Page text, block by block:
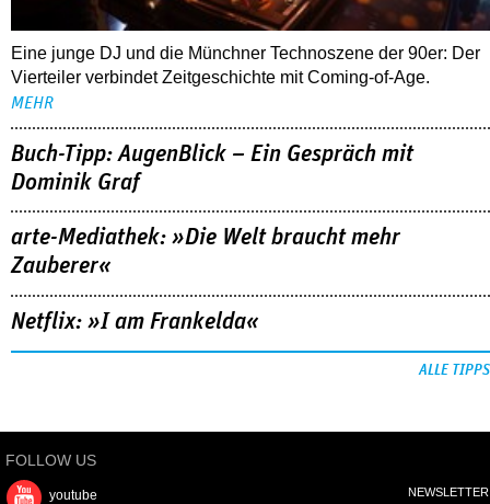
Eine junge DJ und die Münchner Technoszene der 90er: Der
Vierteiler verbindet Zeitgeschichte mit Coming-of-Age.
MEHR
Buch-Tipp: AugenBlick – Ein Gespräch mit
Dominik Graf
arte-Mediathek: »Die Welt braucht mehr
Zauberer«
Netflix: »I am Frankelda«
ALLE TIPPS
FOLLOW US
youtube NEWSLETTER